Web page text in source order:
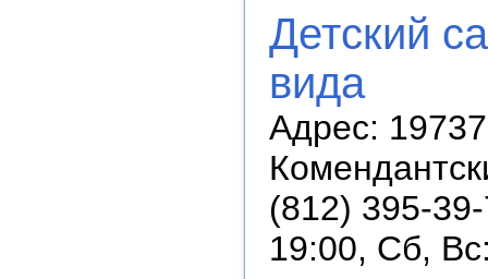
Детский
вида
Адрес:
(812) 395-
19:00, Сб,